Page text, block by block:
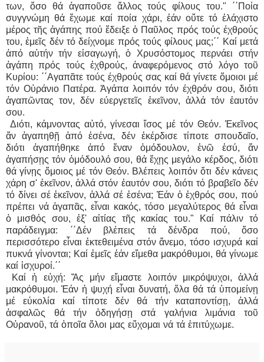
των, ὅσο θά ἀγαποῦσε ἄλλος τούς φίλους του." ΄΄Ποία
συγγνώμη θά ἔχωμε καί ποία χάρι, ἐάν οὔτε τό ἐλάχιστο
μέρος τῆς ἀγάπης πού ἔδειξε ὁ Παῦλος πρός τούς έχθρούς
του, ἐμεῖς δέν τό δείχνομε πρός τούς φίλους μας;΄΄ Καί μετά
ἀπό αὐτήν τήν εἰσαγωγή, ὁ Χρυσόστομος περνάει στήν
ἀγάπη πρός τούς ἐχθρούς, ἀναφερόμενος στό λόγο τοῦ
Κυρίου: ΄΄Αγαπᾶτε τούς έχθρούς σας καί θά γίνετε ὅμοιοι μέ
τόν Οὐράνιο Πατέρα. Ἀγάπα λοιπόν τόν έχθρόν σου, διότι
ἀγαπῶντας τον, δέν εύεργετεῖς ἐκεῖνον, ἀλλά τόν ἑαυτόν
σου.
Διότι, κάμνοντας αὐτό, γίνεσαι ἴσος μέ τόν Θεόν. Ἐκεῖνος
ἄν ἀγαπηθῇ ἀπό ἐσένα, δέν ἐκέρδισε τίποτε σπουδαῖο,
διότι ἀγαπήθηκε ἀπό ἕναν ὁμόδουλον, ἐνῶ ἐσύ, ἄν
ἀγαπήσῃς τόν ὁμόδουλό σου, θά ἔχῃς μεγάλο κέρδος, διότι
θά γίνῃς ὅμοιος μέ τόν Θεόν. Βλέπεις λοιπόν ὅτι δέν κάνεις
χάρη σ' ἐκεῖνον, ἀλλά στόν ἑαυτόν σου, διότι τό βραβεῖο δέν
τό δίνει σέ ἐκεῖνον, ἀλλά σέ ἐσένα; Ἐάν ὁ ἐχθρός σου, πού
πρέπει νά ἀγαπᾶς, εἶναι κακός, τόσο μεγαλύτερος θά εἶναι
ὁ μισθός σου, ἐξ' αἰτίας τῆς κακίας του." Καί πάλιν τό
παράδειγμα: ΄΄Δέν βλέπεις τά δένδρα πού, ὅσο
περισσότερο εἶναι ἐκτεθειμένα στόν ἄνεμο, τόσο ισχυρά καί
πυκνά γίνονται; Καί ἐμεῖς ἐάν εἴμεθα μακρόθυμοι, θά γίνωμε
καί ἰσχυροί.΄΄
Καί ἡ εὐχή: Ἄς μήν εἴμαστε λοιπόν μικρόψυχοι, ἀλλά
μακρόθυμοι. Ἐάν ἡ ψυχή εἶναι δυνατή, ὅλα θά τά ὑπομείνῃ
μέ εύκολία καί τίποτε δέν θά τήν καταποντίσῃ, ἀλλά
ἀσφαλῶς θά τήν ὁδηγήσῃ στά γαλήνια λιμάνια τοῦ
Οὐρανοῦ, τά ὁποῖα ὅλοι μας εὔχομαι νά τά ἐπιτύχωμε.